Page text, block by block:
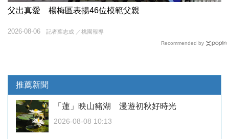
父出真愛 楊梅區表揚46位模範父親
記者葉志成 ／桃園報導
2026-08-06
Recommended by
推薦新聞
「蓮」映山豬湖 漫遊初秋好時光
2026-08-08 10:13